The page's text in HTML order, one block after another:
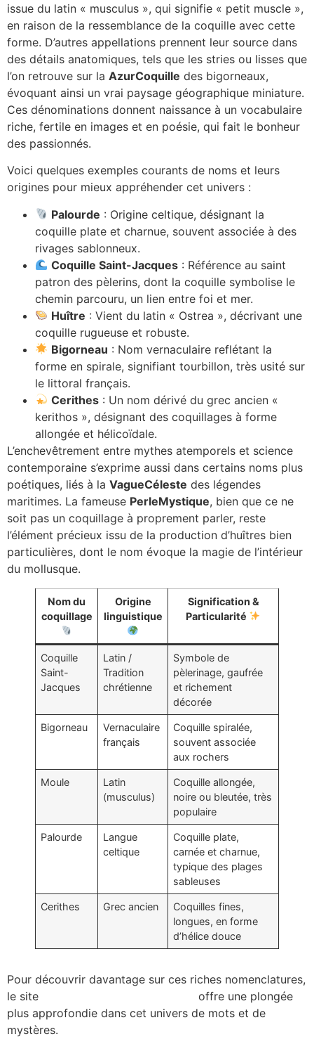
issue du latin « musculus », qui signifie « petit muscle »,
en raison de la ressemblance de la coquille avec cette
forme. D’autres appellations prennent leur source dans
des détails anatomiques, tels que les stries ou lisses que
l’on retrouve sur la AzurCoquille des bigorneaux,
évoquant ainsi un vrai paysage géographique miniature.
Ces dénominations donnent naissance à un vocabulaire
riche, fertile en images et en poésie, qui fait le bonheur
des passionnés.
Voici quelques exemples courants de noms et leurs
origines pour mieux appréhender cet univers :
Palourde : Origine celtique, désignant la
coquille plate et charnue, souvent associée à des
rivages sablonneux.
Coquille Saint-Jacques : Référence au saint
patron des pèlerins, dont la coquille symbolise le
chemin parcouru, un lien entre foi et mer.
Huître : Vient du latin « Ostrea », décrivant une
coquille rugueuse et robuste.
Bigorneau : Nom vernaculaire reflétant la
forme en spirale, signifiant tourbillon, très usité sur
le littoral français.
Cerithes : Un nom dérivé du grec ancien «
kerithos », désignant des coquillages à forme
allongée et hélicoïdale.
L’enchevêtrement entre mythes atemporels et science
contemporaine s’exprime aussi dans certains noms plus
poétiques, liés à la VagueCéleste des légendes
maritimes. La fameuse PerleMystique, bien que ce ne
soit pas un coquillage à proprement parler, reste
l’élément précieux issu de la production d’huîtres bien
particulières, dont le nom évoque la magie de l’intérieur
du mollusque.
Nom du
coquillage
Origine
linguistique
Signification &
Particularité
Coquille
Saint-
Jacques
Latin /
Tradition
chrétienne
Symbole de
pèlerinage, gaufrée
et richement
décorée
Bigorneau
Vernaculaire
français
Coquille spiralée,
souvent associée
aux rochers
Moule
Latin
(musculus)
Coquille allongée,
noire ou bleutée, très
populaire
Palourde
Langue
celtique
Coquille plate,
carnée et charnue,
typique des plages
sableuses
Cerithes Grec ancien
Coquilles fines,
longues, en forme
d’hélice douce
Pour découvrir davantage sur ces riches nomenclatures,
le site
offre une plongée
plus approfondie dans cet univers de mots et de
mystères.